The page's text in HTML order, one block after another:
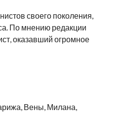
своего поколения,
По мнению редакции
оказавший огромное
Вены, Милана,